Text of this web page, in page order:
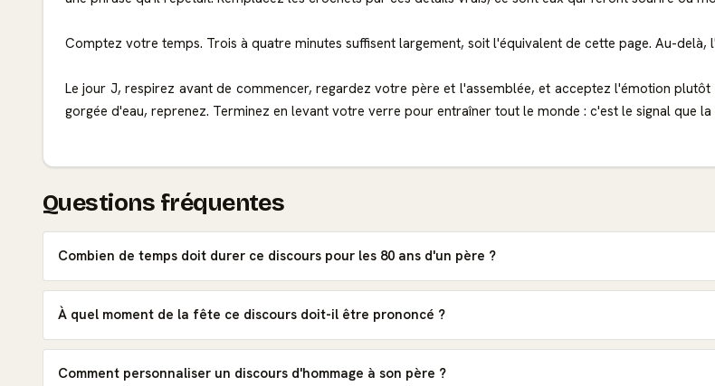
Comptez votre temps. Trois à quatre minutes suffisent largement, soit l'équivalent de cette page. Au-
Le jour J, respirez avant de commencer, regardez votre père et l'assemblée, et acceptez l'émotion
gorgée d'eau, reprenez. Terminez en levant votre verre pour entraîner tout le monde : c'est le signal que
Questions fréquentes
Combien de temps doit durer ce discours pour les 80 ans d'un père ?
À quel moment de la fête ce discours doit-il être prononcé ?
Comment personnaliser un discours d'hommage à son père ?